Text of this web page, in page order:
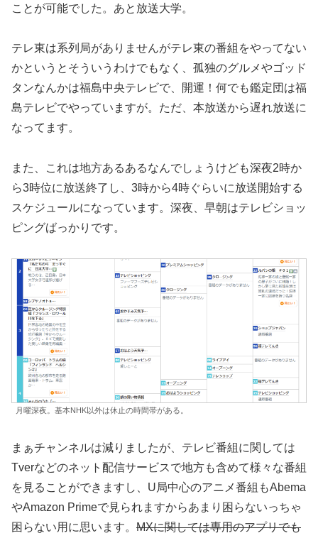
ことが可能でした。あと放送大学。
テレ東は系列局がありませんがテレ東の番組をやってない
かというとそういうわけでもなく、孤独のグルメやゴッド
タンなんかは福島中央テレビで、開運！何でも鑑定団は福
島テレビでやっていますが。ただ、本放送から遅れ放送に
なってます。
また、これは地方あるあるなんでしょうけども深夜2時か
ら3時位に放送終了し、3時から4時ぐらいに放送開始する
スケジュールになっています。深夜、早朝はテレビショッ
ピングばっかりです。
月曜深夜。基本NHK以外は休止の時間帯がある。
まぁチャンネルは減りましたが、テレビ番組に関しては
Tverなどのネット配信サービスで地方も含めて様々な番組
を見ることができますし、U局中心のアニメ番組もAbema
やAmazon Primeで見られますからあまり困らないっちゃ
困らない用に思います。 MXに関しては専用のアプリでも